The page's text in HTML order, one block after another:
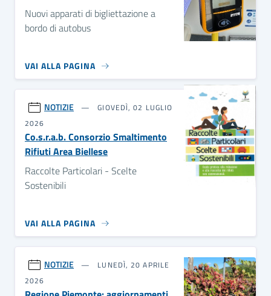
Nuovi apparati di bigliettazione a
bordo di autobus
VAI ALLA PAGINA
NOTIZIE
GIOVEDÌ, 02 LUGLIO
2026
Co.s.r.a.b. Consorzio Smaltimento
Rifiuti Area Biellese
Raccolte Particolari - Scelte
Sostenibili
VAI ALLA PAGINA
NOTIZIE
LUNEDÌ, 20 APRILE
2026